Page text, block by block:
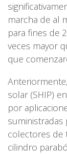
marcha de al
para fines de
veces mayor
que
solar (SHIP)
por
colectores de
cilindro